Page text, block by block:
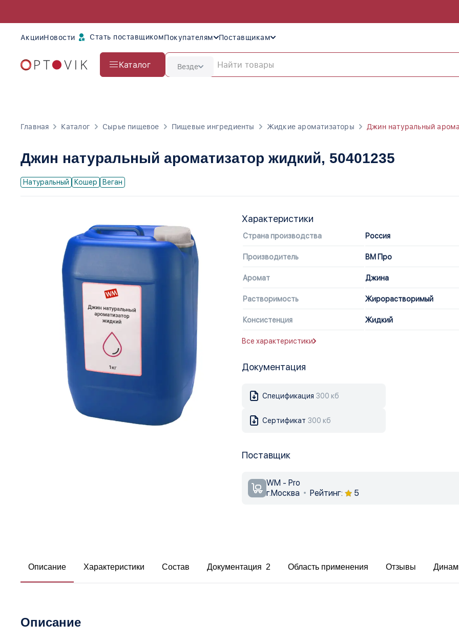
АкцииНовости Стать поставщикомПокупателям Поставщикам
Каталог Везде
Главная Каталог Сырье пищевое Пищевые ингредиенты Жидкие ароматизаторы Джин натуральный
Джин натуральный ароматизатор жидкий, 50401235
Натуральный Кошер Веган
Характеристики
Страна производства Россия
Производитель ВМ Про
Аромат Джина
Растворимость Жирорастворимый
Консистенция Жидкий
Все характеристики
Документация
Спецификация 300 кб
Сертификат 300 кб
Поставщик
WM - Pro
г.Москва
Рейтинг: 5
Описание Характеристики Состав Документация 2 Область применения Отзывы
Описание